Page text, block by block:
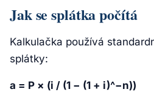
Jak se splátka počítá
Kalkulačka používá
splátky:
a = P × (i / (1 − (1 + i)^−n))